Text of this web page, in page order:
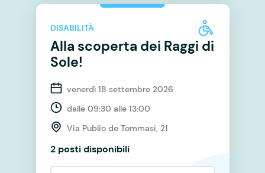
DISABILITÀ
Alla scoperta dei Raggi di
Sole!
venerdì 18 settembre 2026
dalle 09:30 alle 13:00
Via Publio de Tommasi, 21
2 posti disponibili